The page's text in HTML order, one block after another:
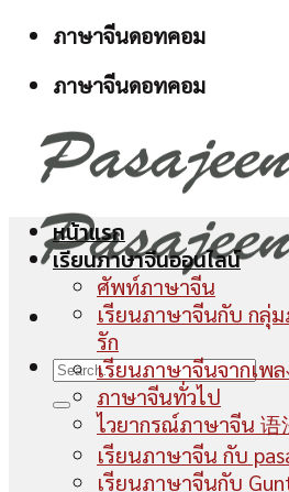
Skip
content
ภาษาจีนดอทคอม
ภาษาจีนดอทคอม
หน้าแรก
เรียนภาษาจีนออนไลน์
ศัพท์ภาษาจีน
เรียนภาษาจีนกับ กลุ่
รัก
เรียนภาษาจีนจากเพล
ภาษาจีนทั่วไป
ไวยากรณ์ภาษาจีน 语
เรียนภาษาจีน กับ
เรียนภาษาจีนกับ